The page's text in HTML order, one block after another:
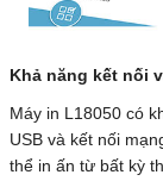
Khả năng kết nối
Máy in L18050 có
USB và kết nối
thể in ấn từ bất kỳ